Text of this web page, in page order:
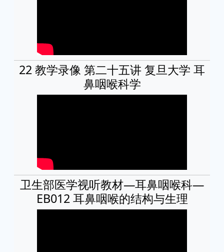
22 教学录像 第二十五讲 复旦大学 耳
鼻咽喉科学
卫生部医学视听教材—耳鼻咽喉科—
EB012 耳鼻咽喉的结构与生理